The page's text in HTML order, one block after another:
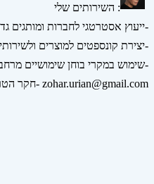
השירותים שלי :
ייעוץ אסטרטגי לחברות ומותגים גדולים- בניית אסטרטגיה דיגיטלית-
יצירת קונספטים למוצרים ולשירותים דיגיטליים-
שימוש במקרי בוחן שימושיים מרחבי העולם-
חקר הטרנדים המובילים- zohar.urian@gmail.com